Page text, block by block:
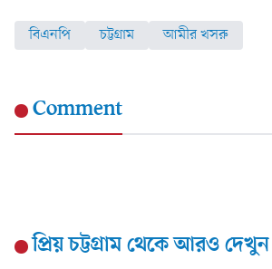
বিএনপি চট্টগ্রাম আমীর খসরু
Comment
প্রিয় চট্টগ্রামথেকে আরও দেখুন